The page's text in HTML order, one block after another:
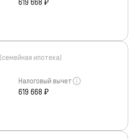
ипотека)
Налоговый вычет
619 668 ₽